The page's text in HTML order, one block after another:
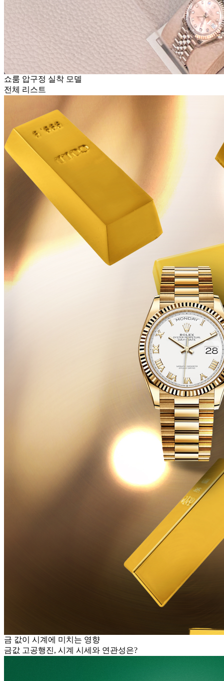
쇼룸 압구정 실착 모델
전체 리스트
금 값이 시계에 미치는 영향
금값 고공행진, 시계 시세와 연관성은?